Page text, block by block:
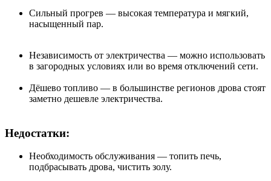
Сильный прогрев — высокая температура и мягкий,
насыщенный пар.
Независимость от электричества — можно использовать
в загородных условиях или во время отключений сети.
Дёшево топливо — в большинстве регионов дрова стоят
заметно дешевле электричества.
Недостатки:
Необходимость обслуживания — топить печь,
подбрасывать дрова, чистить золу.